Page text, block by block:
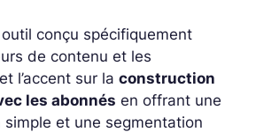
conçu spécifiquement
de contenu et les
l’accent sur la construction
les abonnés en offrant une
et une segmentation